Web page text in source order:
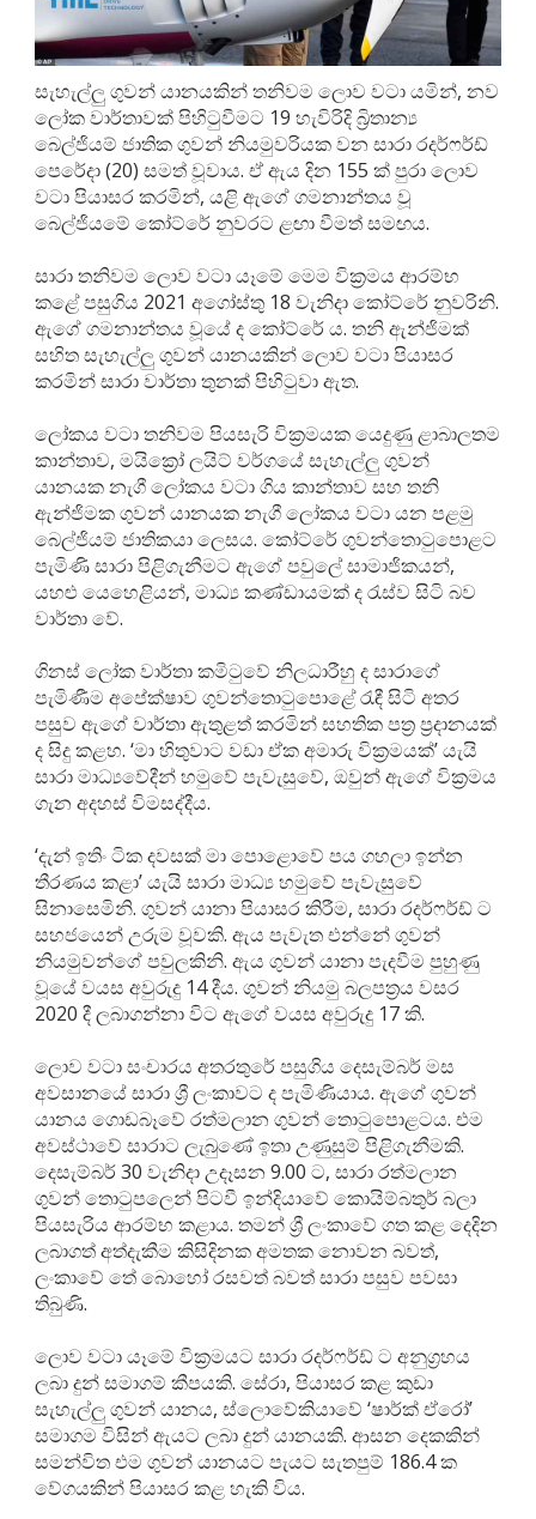
සැහැල්ලු ගුවන් යානයකින් තනිවම ලොව වටා යමින්, නව
ලෝක වාර්තාවක් පිහිටුවීමට 19 හැවිරිදි බ්‍රිතාන්‍ය
බෙල්ජියම් ජාතික ගුවන් නියමුවරියක වන සාරා රදර්ෆර්ඩ්
පෙරේදා (20) සමත් වූවාය. ඒ ඇය දින 155 ක් පුරා ලොව
වටා පියාසර කරමින්, යළි ඇගේ ගමනාන්තය වූ
බෙල්ජියමේ කෝට්රේ නුවරට ළඟා වීමත් සමඟය.
සාරා තනිවම ලොව වටා යෑමේ මෙම වික්‍රමය ආරම්භ
කළේ පසුගිය 2021 අගෝස්තු 18 වැනිදා කෝට්රේ නුවරිනි.
ඇගේ ගමනාන්තය වූයේ ද කෝට්රේ ය. තනි ඇන්ජිමක්
සහිත සැහැල්ලු ගුවන් යානයකින් ලොව වටා පියාසර
කරමින් සාරා වාර්තා තුනක් පිහිටුවා ඇත.
ලෝකය වටා තනිවම පියසැරි වික්‍රමයක යෙදුණු ළාබාලතම
කාන්තාව, මයික්‍රෝ ලයිට් වර්ගයේ සැහැල්ලු ගුවන්
යානයක නැගී ලෝකය වටා ගිය කාන්තාව සහ තනි
ඇන්ජිමක ගුවන් යානයක නැගී ලෝකය වටා යන පළමු
බෙල්ජියම් ජාතිකයා ලෙසය. කෝට්රේ ගුවන්තොටුපොළට
පැමිණි සාරා පිළිගැනීමට ඇගේ පවුලේ සාමාජිකයන්,
යහළු යෙහෙළියන්, මාධ්‍ය කණ්ඩායමක් ද රැස්ව සිටි බව
වාර්තා වේ.
ගිනස් ලෝක වාර්තා කමිටුවේ නිලධාරීහු ද සාරාගේ
පැමිණීම අපේක්ෂාව ගුවන්තොටුපොළේ රැඳී සිටි අතර
පසුව ඇගේ වාර්තා ඇතුළත් කරමින් සහතික පත්‍ර ප්‍රදානයක්
ද සිදු කළහ. ‘මා හිතුවාට වඩා ඒක අමාරු වික්‍රමයක්’ යැයි
සාරා මාධ්‍යවේදීන් හමුවේ පැවැසුවේ, ඔවුන් ඇගේ වික්‍රමය
ගැන අදහස් විමසද්දීය.
‘දැන් ඉතිං ටික දවසක් මා පොළොවේ පය ගහලා ඉන්න
තීරණය කළා’ යැයි සාරා මාධ්‍ය හමුවේ පැවැසුවේ
සිනාසෙමිනි. ගුවන් යානා පියාසර කිරීම, සාරා රදර්ෆර්ඩ් ට
සහජයෙන් උරුම වූවකි. ඇය පැවැත එන්නේ ගුවන්
නියමුවන්ගේ පවුලකිනි. ඇය ගුවන් යානා පැදවීම පුහුණු
වූයේ වයස අවුරුදු 14 දීය. ගුවන් නියමු බලපත්‍රය වසර
2020 දී ලබාගන්නා විට ඇගේ වයස අවුරුදු 17 කි.
ලොව වටා සංචාරය අතරතුරේ පසුගිය දෙසැම්බර් මස
අවසානයේ සාරා ශ්‍රී ලංකාවට ද පැමිණියාය. ඇගේ ගුවන්
යානය ගොඩබෑවේ රත්මලාන ගුවන් තොටුපොළටය. එම
අවස්ථාවේ සාරාට ලැබුණේ ඉතා උණුසුම් පිළිගැනීමකි.
දෙසැම්බර් 30 වැනිදා උදෑසන 9.00 ට, සාරා රත්මලාන
ගුවන් තොටුපලෙන් පිටවී ඉන්දියාවේ කොයිම්බතුර් බලා
පියසැරිය ආරම්භ කළාය. තමන් ශ්‍රී ලංකාවේ ගත කළ දෙදින
ලබාගත් අත්දැකීම කිසිදිනක අමතක නොවන බවත්,
ලංකාවේ තේ බොහෝ රසවත් බවත් සාරා පසුව පවසා
තිබුණි.
ලොව වටා යෑමේ වික්‍රමයට සාරා රදර්ෆර්ඩ් ට අනුග්‍රහය
ලබා දුන් සමාගම් කීපයකි. සේරා, පියාසර කළ කුඩා
සැහැල්ලු ගුවන් යානය, ස්ලොවේකියාවේ ‘ෂාර්ක් ඒරෝ’
සමාගම විසින් ඇයට ලබා දුන් යානයකි. ආසන දෙකකින්
සමන්විත එම ගුවන් යානයට පැයට සැතපුම් 186.4 ක
වේගයකින් පියාසර කළ හැකි විය.